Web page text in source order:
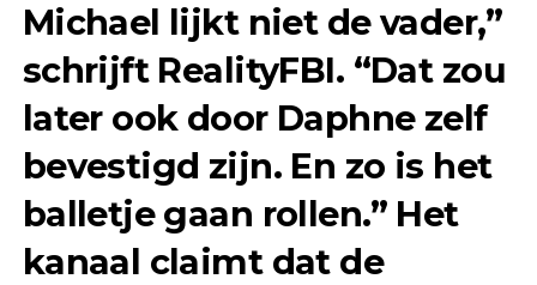
Michael lijkt niet de vader,”
schrijft RealityFBI. “Dat zou
later ook door Daphne zelf
bevestigd zijn. En zo is het
balletje gaan rollen.” Het
kanaal claimt dat de